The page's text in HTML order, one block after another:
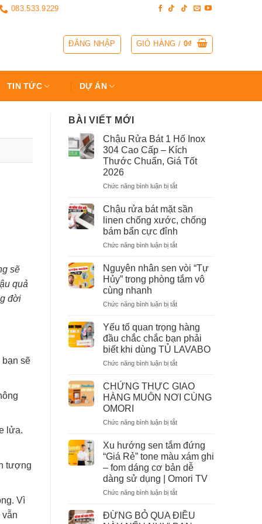
083.533.9229
ĐĂNG NHẬP GIỎ HÀNG / 0₫
TIN TỨC DỰ ÁN
sẽ
quả
đời
bạn sẽ
lửa.
tượng
Vì
BÀI VIẾT MỚI
Chậu Rửa Bát 1 Hố Inox
304 Cao Cấp – Kích
Thước Chuẩn, Giá Tốt
2026
Chức năng bình luận bị tắtở
Rửa
1
Hố
Inox
Cao
Cấp
–
Thước
Giá
2026
Chậu rửa bát mặt sần
linen chống xước, chống
bám bẩn cực đỉnh
Chức năng bình luận bị tắtở
rửa
bát
mặt
linen
xước,
chống
bám
bẩn
cực
Nguyên nhân sen vòi “Tự
Hủy” trong phòng tắm vô
cùng nhanh
Chức năng bình luận bị tắtở
nhân
vòi
“Tự
Hủy”
phòng
tắm
vô
nhanh
Yếu tố quan trọng hàng
đầu chắc chắc bạn phải
biết khi dùng TỦ LAVABO
Chức năng bình luận bị tắtở
tố
quan
trọng
đầu
chắc
phải
biết
khi
dùng
LAVABO
CHỨNG THỰC GIAO
HÀNG MUÔN NƠI CÙNG
OMORI
Chức năng bình luận bị tắtở
THỰC
GIAO
HÀNG
MUÔN
NƠI
CÙNG
Xu hướng sen tắm đứng
“Giá Rẻ” tone màu xám ghi
– fom dáng cơ bản dễ
dàng sử dụng | Omori TV
Chức năng bình luận bị tắtở
hướng
sen
ĐỪNG BỎ QUA ĐIỀU